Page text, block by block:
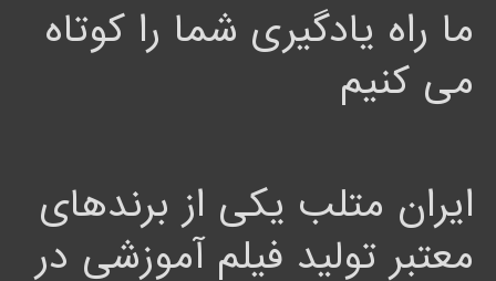
ما راه یادگیری شما را کوتاه
می کنیم
ایران متلب یکی از برندهای
معتبر تولید فیلم آموزشی در